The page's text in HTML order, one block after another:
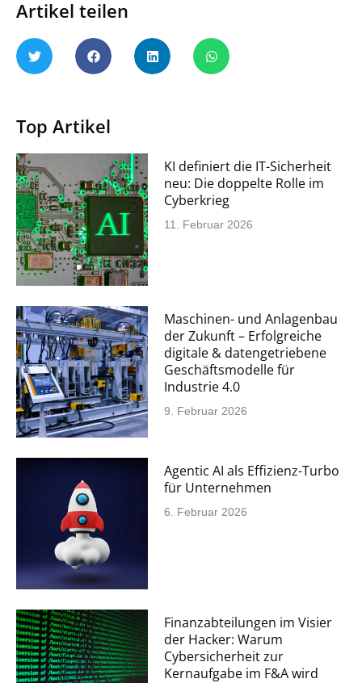
Artikel teilen
Top Artikel
KI definiert die IT-Sicherheit
neu: Die doppelte Rolle im
Cyberkrieg
11. Februar 2026
Maschinen- und Anlagenbau
der Zukunft – Erfolgreiche
digitale & datengetriebene
Geschäftsmodelle für
Industrie 4.0
9. Februar 2026
Agentic AI als Effizienz-Turbo
für Unternehmen
6. Februar 2026
Finanzabteilungen im Visier
der Hacker: Warum
Cybersicherheit zur
Kernaufgabe im F&A wird